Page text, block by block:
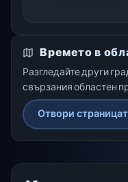
Времето в
Разгледайте други
свързания областен
Отвори